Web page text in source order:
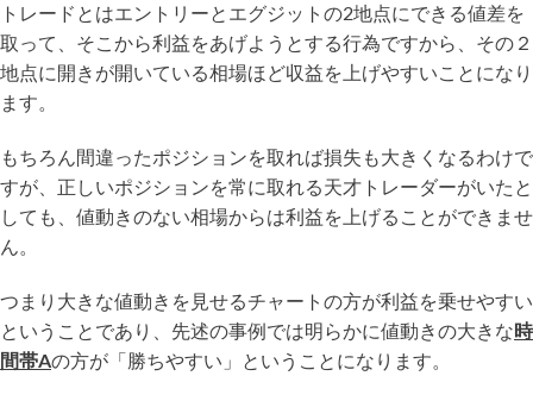
トレードとはエントリーとエグジットの2地点にできる値差を
取って、そこから利益をあげようとする行為ですから、その２
地点に開きが開いている相場ほど収益を上げやすいことになり
ます。
もちろん間違ったポジションを取れば損失も大きくなるわけで
すが、正しいポジションを常に取れる天才トレーダーがいたと
しても、値動きのない相場からは利益を上げることができませ
ん。
つまり大きな値動きを見せるチャートの方が利益を乗せやすい
ということであり、先述の事例では明らかに値動きの大きな時
間帯Aの方が「勝ちやすい」ということになります。